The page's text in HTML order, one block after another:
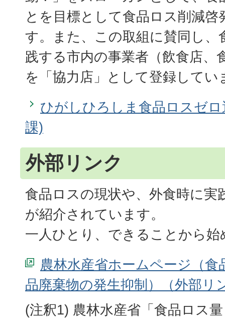
とを目標として食品ロス削減啓
す。また、この取組に賛同し、
践する市内の事業者（飲食店、
を「協力店」として登録してい
ひがしひろしま食品ロスゼ
課)
外部リンク
食品ロスの現状や、外食時に実
が紹介されています。
一人ひとり、できることから
農林水産省ホームページ（食
品廃棄物の発生抑制）
(注釈1) 農林水産省「食品ロス